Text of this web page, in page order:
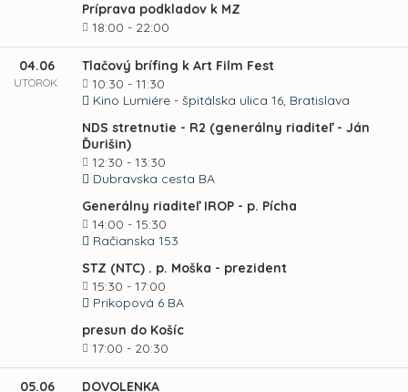
Príprava podkladov k MZ
18:00 - 22:00
04.06
UTOROK
Tlačový brífing k Art Film Fest
10:30 - 11:30
Kino Lumiére - špitálska ulica 16, Bratislava
NDS stretnutie - R2 (generálny riaditeľ - Ján
Ďurišin)
12:30 - 13:30
Dubravska cesta BA
Generálny riaditeľ IROP - p. Pícha
14:00 - 15:30
Račianska 153
STZ (NTC) . p. Moška - prezident
15:30 - 17:00
Prikopová 6 BA
presun do Košíc
17:00 - 20:30
05.06 DOVOLENKA